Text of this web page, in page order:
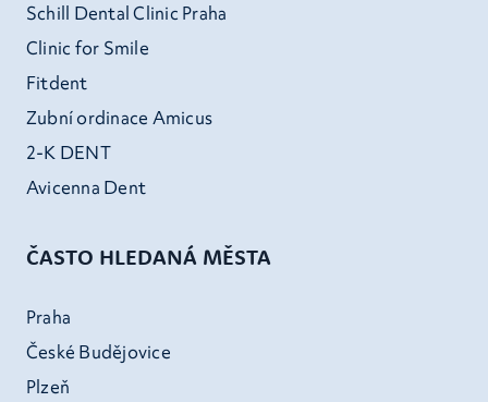
Schill Dental Clinic Praha
Clinic for Smile
Fitdent
Zubní ordinace Amicus
2-K DENT
Avicenna Dent
ČASTO HLEDANÁ MĚSTA
Praha
České Budějovice
Plzeň